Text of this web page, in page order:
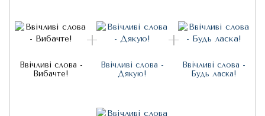
Ввічливі слова -
Вибачте!
Ввічливі слова -
Дякую!
Ввічливі слова -
Будь ласка!